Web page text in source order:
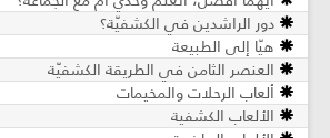
دور الراشدين في الكشفيّة؟
هيّا إلى الطبيعة
العنصر الثامن في الطريقة الكشفيّة
ألعاب الرحلات والمخيمات
الألعاب الكشفية